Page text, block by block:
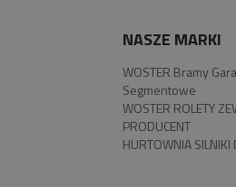
NASZE MARKI
WOSTER Bramy
Segmentowe
WOSTER ROLETY
PRODUCENT
HURTOWNIA